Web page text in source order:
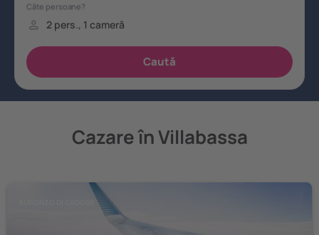
Cazare în Villabassa